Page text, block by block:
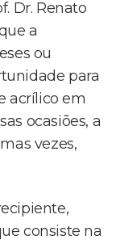
Dr. Renato
a
ou
para
acrílico em
ocasiões, a
vezes,
consiste na